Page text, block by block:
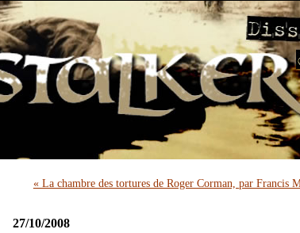
« La chambre des tortures de Roger Corman, par Francis
27/10/2008